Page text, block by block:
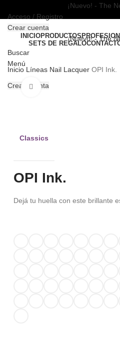
¡Nuevo! - The
Acceso / Registro
Crear cuenta
¡Nuevo! - The
INICIOPRODUCTOS
SETS DE REGALO
Buscar
Menú
Crear cuenta
Inicio Líneas Nail Lacquer OPI Ink.
Clic para ampliar
Classics
OPI Ink.
Dejá tu huella con este brillante